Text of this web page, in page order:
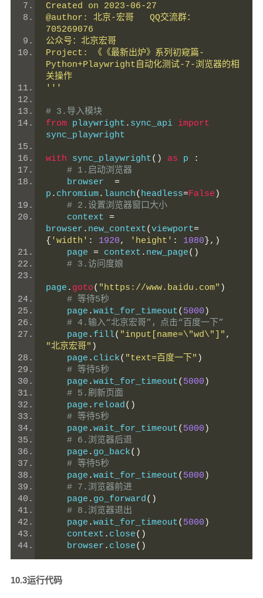
Created on 2023-06-27
@author: 北京-宏哥   QQ交流群：
705269076
公众号：北京宏哥
Project: 《《最新出炉》系列初窥篇-
Python+Playwright自动化测试-7-浏览器的相
关操作
'''
# 3.导入模块
from playwright . sync_api import
sync_playwright
with sync_playwright() as p
:
# 1.启动浏览器
    browser
=
p . chromium. launch( headless=False )
# 2.设置浏览器窗口大小
    context
=
browser . new_context(viewport=
{ 'width' : 1920, 'height' : 1080 },)
    page
= context . new_page()
# 3.访问度娘
page . goto( "https://www.baidu.com" )
# 等待5秒
    page
.wait_for_timeout( 5000 )
# 4.输入“北京宏哥”，点击“百度一下”
    page
. fill( "input[name=\"wd\"]" ,
"北京宏哥" )
    page
. click( "text=百度一下" )
# 等待5秒
    page
.wait_for_timeout( 5000 )
# 5.刷新页面
    page
. reload()
# 等待5秒
    page
.wait_for_timeout( 5000 )
# 6.浏览器后退
    page
. go_back()
# 等待5秒
    page
.wait_for_timeout( 5000 )
# 7.浏览器前进
    page
. go_forward()
# 8.浏览器退出
    page
.wait_for_timeout( 5000 )
    context
. close()
    browser
. close()
10.3运行代码